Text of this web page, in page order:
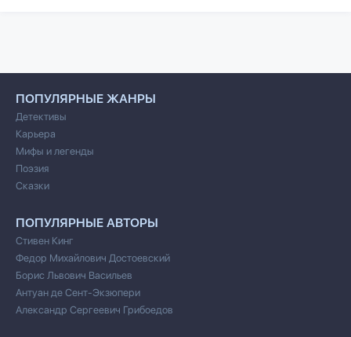
ПОПУЛЯРНЫЕ ЖАНРЫ
Детективы
Карьера
Мифы и легенды
Поэзия
Сказки
ПОПУЛЯРНЫЕ АВТОРЫ
Стивен Кинг
Федор Михайлович Достоевский
Борис Львович Васильев
Антуан де Сент-Экзюпери
Александр Сергеевич Грибоедов